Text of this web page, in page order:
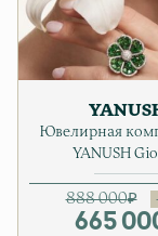
Ювелирная
YANUSH
888 000₽
665